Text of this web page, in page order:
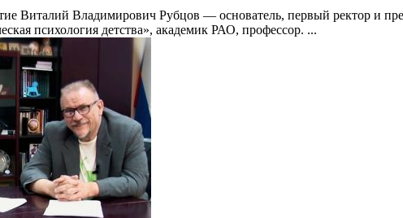
Виталий Владимирович Рубцов — основатель, первый ректор и
психология детства», академик РАО, профессор. ...